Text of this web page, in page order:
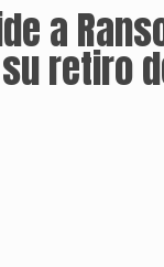
a
retiro